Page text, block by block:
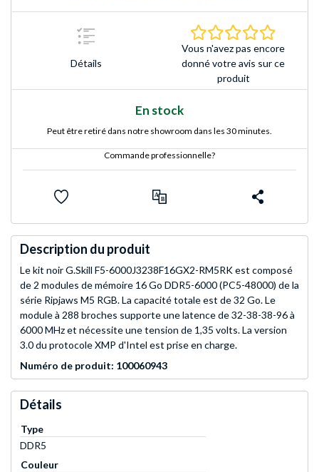
Détails
Vous n'avez pas encore
donné votre avis sur ce
produit
En stock
Peut être retiré dans notre showroom dans les 30 minutes.
Commande professionnelle?
Description du produit
Le kit noir G.Skill F5-6000J3238F16GX2-RM5RK est composé
de 2 modules de mémoire 16 Go DDR5-6000 (PC5-48000) de la
série Ripjaws M5 RGB. La capacité totale est de 32 Go. Le
module à 288 broches supporte une latence de 32-38-38-96 à
6000 MHz et nécessite une tension de 1,35 volts. La version
3.0 du protocole XMP d'Intel est prise en charge.
Numéro de produit: 100060943
Détails
Type
DDR5
Couleur